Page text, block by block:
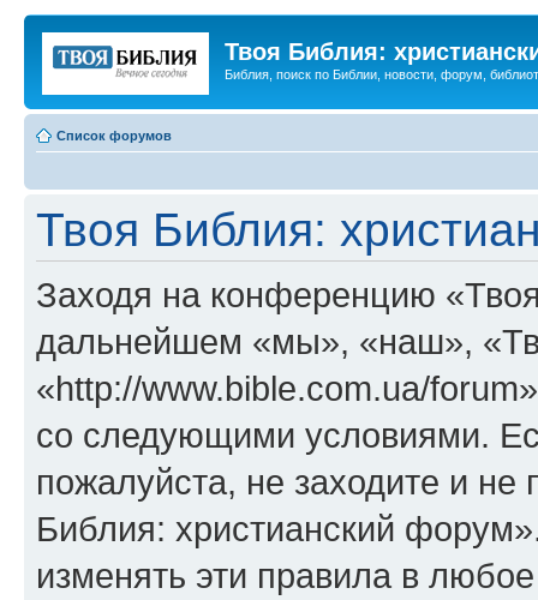
Твоя Библия:
Библия, поиск по Библии, новости, форум,
Список форумов
Твоя Библия:
Заходя на конференцию
дальнейшем «мы», «наш»,
«http://www.bible.com.ua/
со следующими условиями.
пожалуйста, не заходите и
Библия: христианский
изменять эти правила в